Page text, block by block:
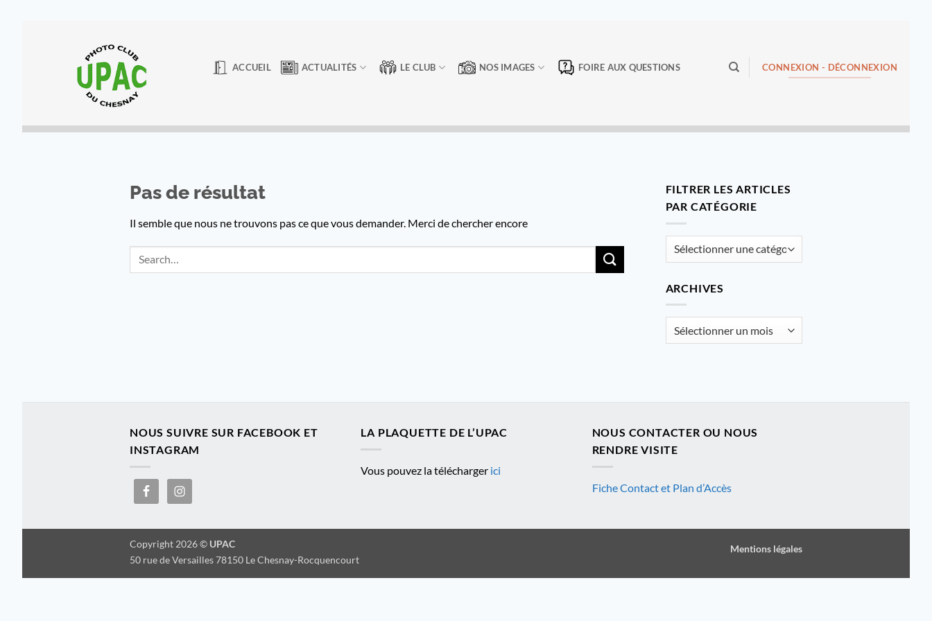
ACCUEIL ACTUALITÉS LE CLUB NOS IMAGES FOIRE AUX QUESTIONS CONNEXION - DÉCONNEXION
Pas de résultat
Il semble que nous ne trouvons pas ce que vous demander. Merci de chercher encore
FILTRER LES ARTICLES
PAR CATÉGORIE
Filtrer
les
par
catégorie
ARCHIVES
Archives
NOUS SUIVRE SUR FACEBOOK ET
INSTAGRAM
LA PLAQUETTE DE L’UPAC
Vous pouvez la télécharger ici
NOUS CONTACTER OU NOUS
RENDRE VISITE
Fiche Contact et Plan d’Accès
Mentions légales
Copyright 2026 © UPAC
50 rue de Versailles 78150 Le Chesnay-Rocquencourt